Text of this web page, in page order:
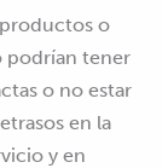
o
podrían tener
o no estar
en la
y en